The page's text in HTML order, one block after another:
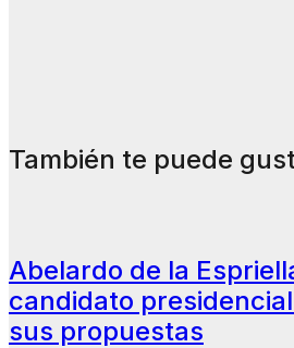
También te puede
Abelardo de la
candidato
sus propuestas